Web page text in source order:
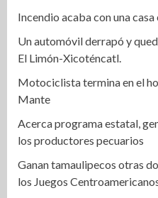
Incendio acaba con una
Un automóvil derrapó y
El Limón-Xicoténcatl.
Motociclista termina en el
Mante
Acerca programa estatal,
los productores pecuarios
Ganan tamaulipecos otras
los Juegos